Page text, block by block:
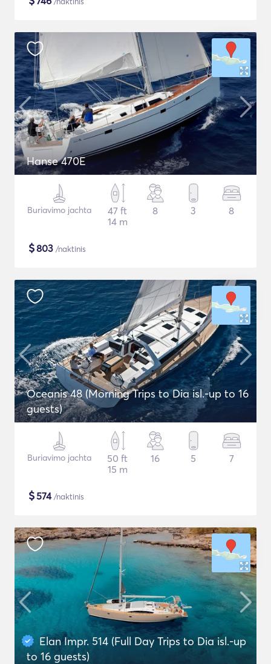
Hanse 470E
Buriavimo jachta
47 ft
14 m
8 3 8
$803 /naktinis
Oceanis 48 (Morning Trips to Dia isl.-up to 16
guests)
Buriavimo jachta
50 ft
15 m
16 5 7
$574/naktinis
Elan Impr. 514 (Full Day Trips to Dia isl.-up
to 16 guests)